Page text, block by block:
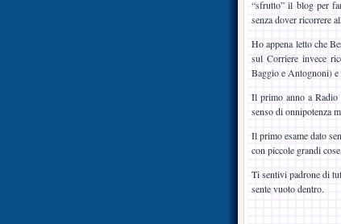
“sfrutto” il blog per
senza dover ricorrere
Ho appena letto che
sul Corriere invece
Baggio e Antognoni) e
Il primo anno a Radio
senso di onnipotenza
Il primo esame dato
con piccole grandi
Ti sentivi padrone di
sente vuoto dentro.